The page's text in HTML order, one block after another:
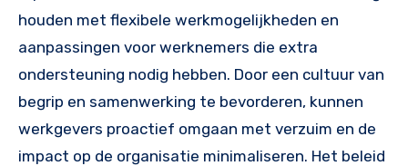
houden met flexibele werkmogelijkheden en
aanpassingen voor werknemers die extra
ondersteuning nodig hebben. Door een cultuur van
begrip en samenwerking te bevorderen, kunnen
werkgevers proactief omgaan met verzuim en de
impact op de organisatie minimaliseren. Het beleid